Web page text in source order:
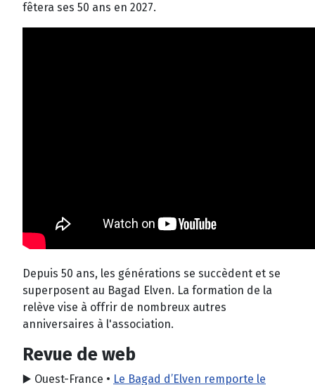
fêtera ses 50 ans en 2027.
Depuis 50 ans, les générations se succèdent et se
superposent au Bagad Elven. La formation de la
relève vise à offrir de nombreux autres
anniversaires à l'association.
Revue de web
▶️ Ouest-France • Le Bagad d’Elven remporte le